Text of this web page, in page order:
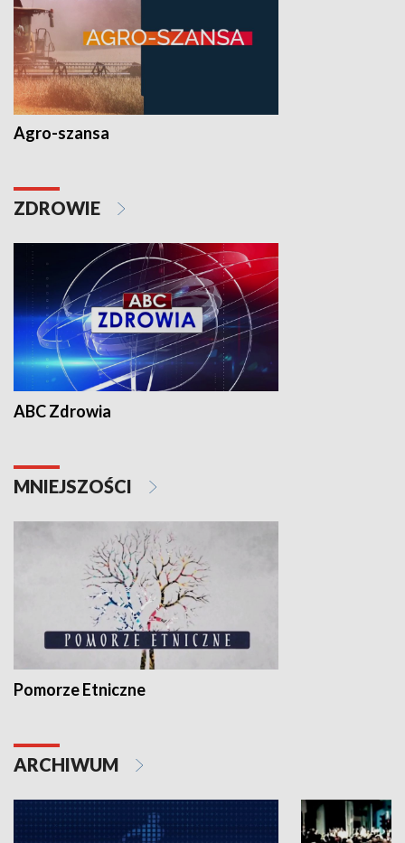
Agro-szansa
ZDROWIE
ABC Zdrowia
MNIEJSZOŚCI
Pomorze Etniczne
ARCHIWUM